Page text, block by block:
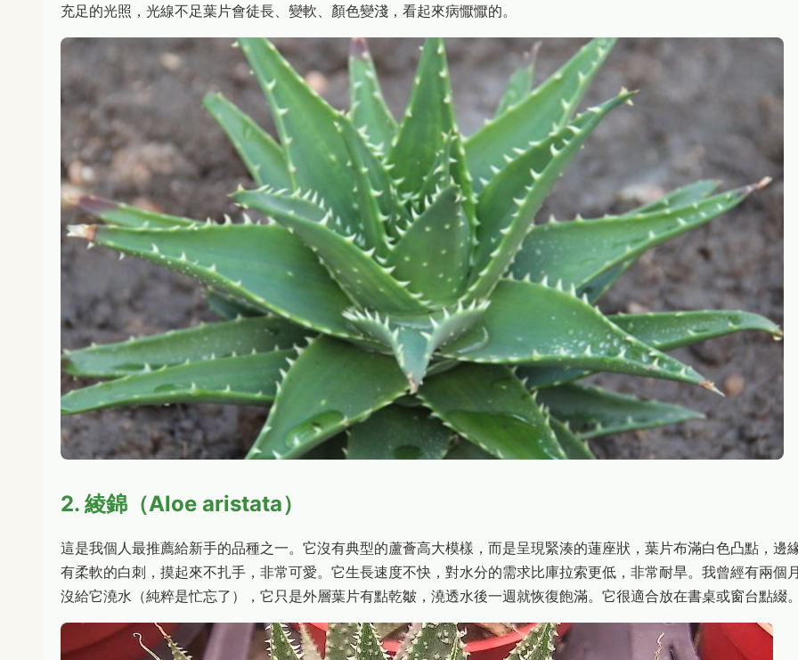
充足的光照，光線不足葉片會徒長、變軟、顏色變淺，看起來病懨懨的。
2. 綾錦（Aloe aristata）
這是我個人最推薦給新手的品種之一。它沒有典型的蘆薈高大模樣，而是呈現緊湊的蓮座狀，葉片布滿白色凸點，邊
有柔軟的白刺，摸起來不扎手，非常可愛。它生長速度不快，對水分的需求比庫拉索更低，非常耐旱。我曾經有兩個
沒給它澆水（純粹是忙忘了），它只是外層葉片有點乾皺，澆透水後一週就恢復飽滿。它很適合放在書桌或窗台點綴